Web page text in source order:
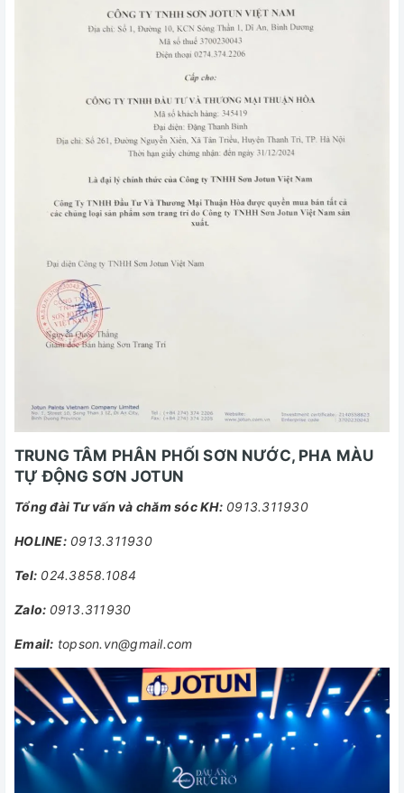
TRUNG TÂM PHÂN PHỐI SƠN NƯỚC, PHA MÀU
TỰ ĐỘNG SƠN JOTUN
Tổng đài Tư vấn và chăm sóc KH:0913.311930
HOLINE:0913.311930
Tel: 024.3858.1084
Zalo: 0913.311930
Email: topson.vn@gmail.com